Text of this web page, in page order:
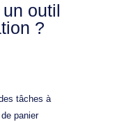
outil
?
tâches à
panier